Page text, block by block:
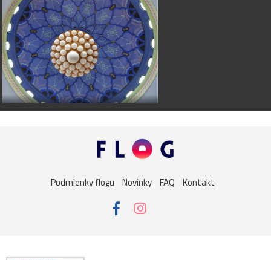
Podmienky flogu Novinky FAQ Kontakt